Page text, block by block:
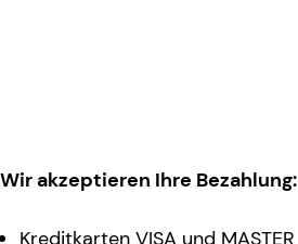
Wir akzeptieren Ihre Bezahlung:
Kreditkarten VISA und MASTER